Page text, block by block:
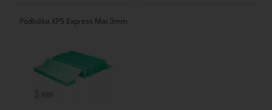
Podložka XPS Express Mat 3mm